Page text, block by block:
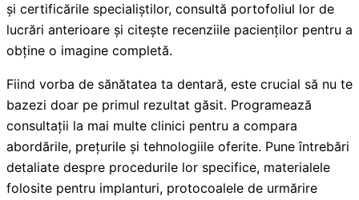
și certificările specialiștilor, consultă portofoliul lor de
lucrări anterioare și citește recenziile pacienților pentru a
obține o imagine completă.
Fiind vorba de sănătatea ta dentară, este crucial să nu te
bazezi doar pe primul rezultat găsit. Programează
consultații la mai multe clinici pentru a compara
abordările, prețurile și tehnologiile oferite. Pune întrebări
detaliate despre procedurile lor specifice, materialele
folosite pentru implanturi, protocoalele de urmărire